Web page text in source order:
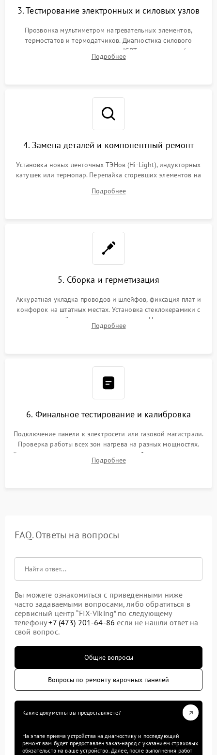
3. Тестирование электронных и силовых узлов
Прозвонка мультиметром нагревательных элементов,
термостатов и термодатчиков. Диагностика силового
модуля, реле, диодных мостов и IGBT-транзисторов (для
индукции). Проверка кранов и газ-контроля (для газовых
Подробнее
4. Замена деталей и компонентный ремонт
Установка новых ленточных ТЭНов (Hi-Light), индукторных
катушек или термопар. Перепайка сгоревших элементов на
дорожек. Очистка контактов и замена поврежденной
Подробнее
5. Сборка и герметизация
Аккуратная укладка проводов и шлейфов, фиксация плат и
конфорок на штатных местах. Установка стеклокерамики с
проверкой равномерности зазоров. Нанесение
термостойкого герметика или укладка уплотнительной
Подробнее
6. Финальное тестирование и калибровка
Подключение панели к электросети или газовой магистрали.
Проверка работы всех зон нагрева на разных мощностях.
Тестирование сенсорного управления, таймера, индикаторов
остаточного тепла и систем защиты от перегрева.
Подробнее
FAQ. Ответы на вопросы
Вы можете ознакомиться с приведенными ниже
часто задаваемыми вопросами, либо обратиться в
сервисный центр “FIX-Viking” по следующему
телефону+7 (473) 201-64-86 если не нашли ответ на
свой вопрос.
Общие вопросы
Вопросы по ремонту варочных панелей
Какие документы вы предоставляете?
На этапе приема устройства на диагностику и последующий
ремонт вам будет предоставлен заказ-наряд с указанием страховых
обязательств на ваше устройство. Далее, после выполнения работ